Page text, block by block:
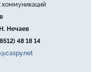
коммуникаций
Нечаев
48 18 14